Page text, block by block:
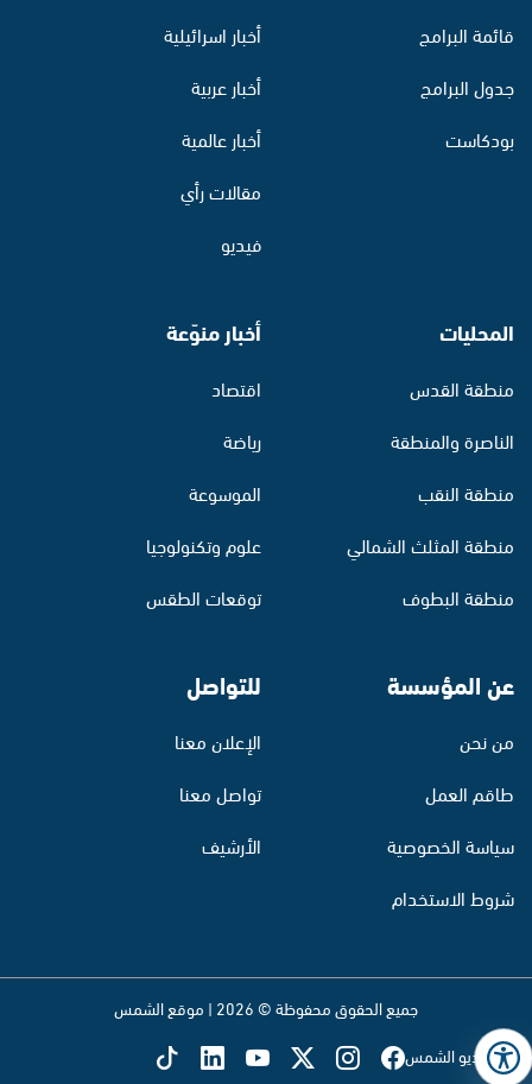
قائمة البرامج
جدول البرامج
بودكاست
أخبار اسرائيلية
أخبار عربية
أخبار عالمية
مقالات رأي
فيديو
المحليات
منطقة القدس
الناصرة والمنطقة
منطقة النقب
منطقة المثلث الشمالي
منطقة البطوف
أخبار منوّعة
اقتصاد
رياضة
الموسوعة
علوم وتكنولوجيا
توقعات الطقس
عن المؤسسة
من نحن
طاقم العمل
سياسة الخصوصية
شروط الاستخدام
للتواصل
الإعلان معنا
تواصل معنا
الأرشيف
جميع الحقوق محفوظة © 2026 | موقع الشمس
تابع راديو الشمس